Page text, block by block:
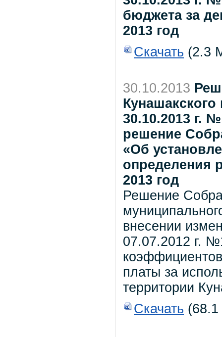
бюджета за
2013 год
Скачать (2.3
30.10.2013
30.10.2013 г.
решение
«Об
определения
2013 год
Решение
внесении
07.07.2012 г.
платы за
территории
Скачать